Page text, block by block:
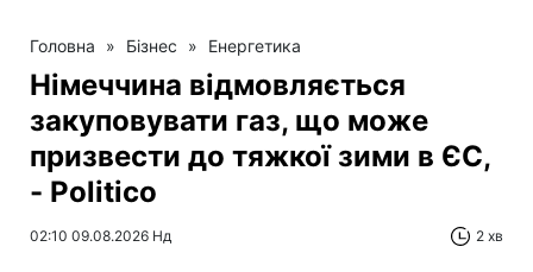
Головна » Бізнес » Енергетика
Німеччина відмовляється
закуповувати газ, що може
призвести до тяжкої зими в ЄС,
- Politico
02:10 09.08.2026 Нд 2 хв